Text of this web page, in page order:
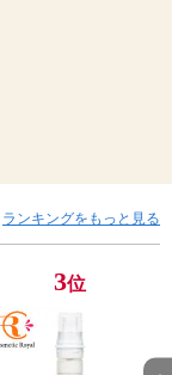
ランキングをもっと見る
3位